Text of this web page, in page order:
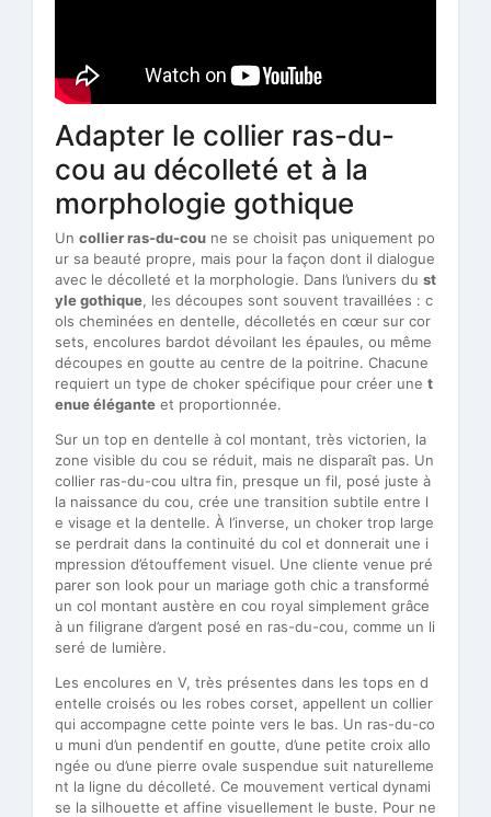
Adapter le collier ras-du-
cou au décolleté et à la
morphologie gothique
Un collier ras-du-cou ne se choisit pas uniquement po
ur sa beauté propre, mais pour la façon dont il dialogue
avec le décolleté et la morphologie. Dans l’univers du st
yle gothique, les découpes sont souvent travaillées : c
ols cheminées en dentelle, décolletés en cœur sur cor
sets, encolures bardot dévoilant les épaules, ou même
découpes en goutte au centre de la poitrine. Chacune
requiert un type de choker spécifique pour créer une t
enue élégante et proportionnée.
Sur un top en dentelle à col montant, très victorien, la
zone visible du cou se réduit, mais ne disparaît pas. Un
collier ras-du-cou ultra fin, presque un fil, posé juste à
la naissance du cou, crée une transition subtile entre l
e visage et la dentelle. À l’inverse, un choker trop large
se perdrait dans la continuité du col et donnerait une i
mpression d’étouffement visuel. Une cliente venue pré
parer son look pour un mariage goth chic a transformé
un col montant austère en cou royal simplement grâce
à un filigrane d’argent posé en ras-du-cou, comme un li
seré de lumière.
Les encolures en V, très présentes dans les tops en d
entelle croisés ou les robes corset, appellent un collier
qui accompagne cette pointe vers le bas. Un ras-du-co
u muni d’un pendentif en goutte, d’une petite croix allo
ngée ou d’une pierre ovale suspendue suit naturelleme
nt la ligne du décolleté. Ce mouvement vertical dynami
se la silhouette et affine visuellement le buste. Pour ne